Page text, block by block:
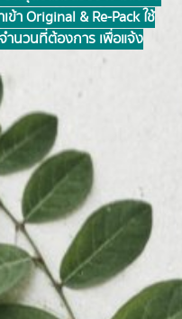
Original & Re-Pack ใช้
ำนวนที่ต้องการ เพื่อแจ้ง